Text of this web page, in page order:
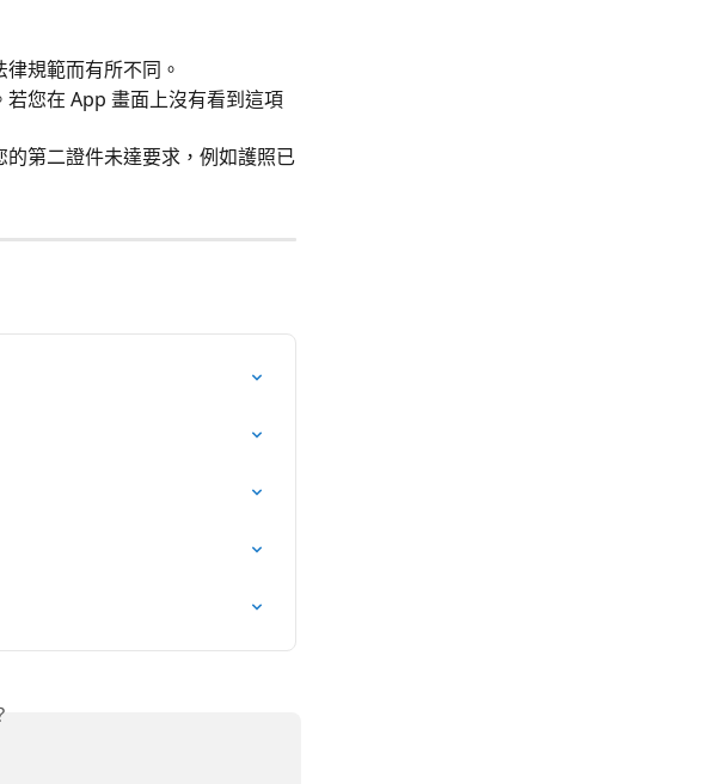
規範而有所不同。
您在 App 畫面上沒有看到這項
第二證件未達要求，例如護照已